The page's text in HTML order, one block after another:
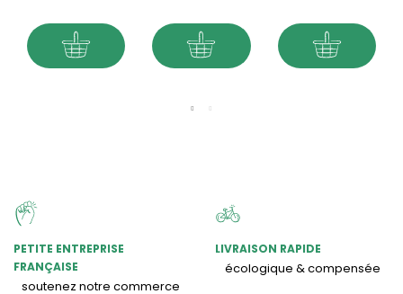
PETITE ENTREPRISE
FRANÇAISE
soutenez notre commerce
LIVRAISON RAPIDE
écologique & compensée